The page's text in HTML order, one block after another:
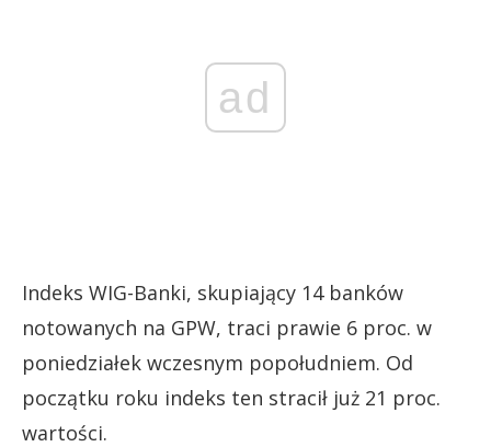
ad
Indeks WIG-Banki, skupiający 14 banków
notowanych na GPW, traci prawie 6 proc. w
poniedziałek wczesnym popołudniem. Od
początku roku indeks ten stracił już 21 proc.
wartości.